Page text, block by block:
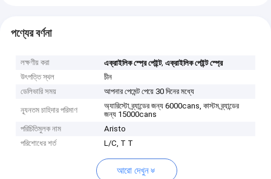
পণ্যের বর্ণনা
লক্ষণীয় করা এক্রাইলিক স্প্রে পেইন্ট,এক্রাইলিক পেইন্ট স্প্রে
উৎপত্তি স্থল
চীন
ডেলিভারি সময়
আপনার পেমেন্ট পেয়ে 30 দিনের মধ্যে
ন্যূনতম চাহিদার পরিমাণ
অ্যারিস্টো ব্র্যান্ডের জন্য 6000cans, কাস্টম ব্র্যান্ডের
জন্য 15000cans
পরিচিতিমুলক নাম
Aristo
পরিশোধের শর্ত
L/C, T T
আরো দেখুন